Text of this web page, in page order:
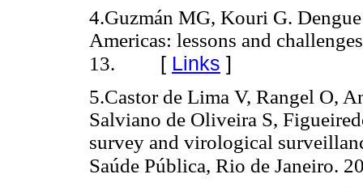
4.Guzmán MG, Kouri G.
Americas: lessons and
13. [ Links ]
5.Castor de Lima V, Rangel O,
Salviano de Oliveira S,
survey and virological
Saúde Pública, Rio de Janeiro.